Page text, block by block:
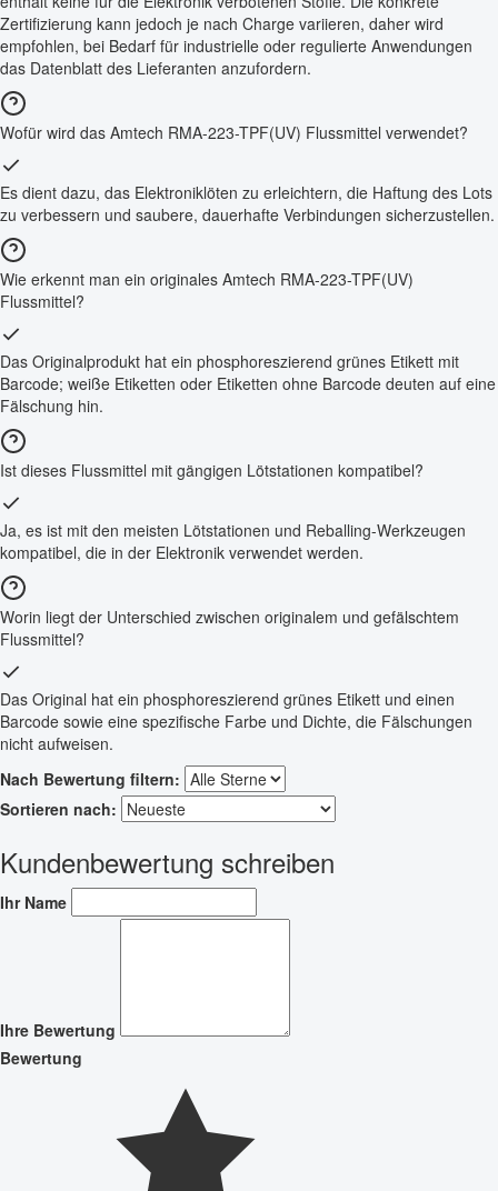
Zertifizierung kann jedoch je nach Charge variieren, daher wird
empfohlen, bei Bedarf für industrielle oder regulierte Anwendungen
das Datenblatt des Lieferanten anzufordern.
Wofür wird das Amtech RMA-223-TPF(UV) Flussmittel verwendet?
Es dient dazu, das Elektroniklöten zu erleichtern, die Haftung des Lots
zu verbessern und saubere, dauerhafte Verbindungen sicherzustellen.
Wie erkennt man ein originales Amtech RMA-223-TPF(UV)
Flussmittel?
Das Originalprodukt hat ein phosphoreszierend grünes Etikett mit
Barcode; weiße Etiketten oder Etiketten ohne Barcode deuten auf eine
Fälschung hin.
Ist dieses Flussmittel mit gängigen Lötstationen kompatibel?
Ja, es ist mit den meisten Lötstationen und Reballing-Werkzeugen
kompatibel, die in der Elektronik verwendet werden.
Worin liegt der Unterschied zwischen originalem und gefälschtem
Flussmittel?
Das Original hat ein phosphoreszierend grünes Etikett und einen
Barcode sowie eine spezifische Farbe und Dichte, die Fälschungen
nicht aufweisen.
Nach Bewertung filtern:
Sortieren nach:
Kundenbewertung schreiben
Ihr Name
Ihre Bewertung
Bewertung